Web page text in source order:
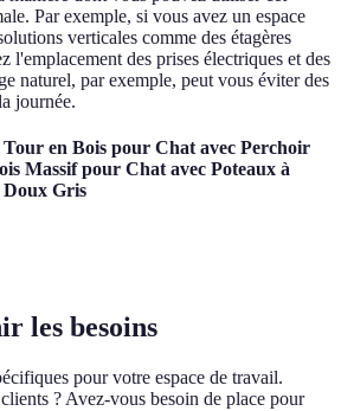
Par exemple, si vous avez un espace
verticales comme des étagères
l'emplacement des prises électriques et des
naturel, par exemple, peut vous éviter des
journée.
en Bois pour Chat avec Perchoir
Massif pour Chat avec Poteaux à
Gris
les besoins
pour votre espace de travail.
? Avez-vous besoin de place pour